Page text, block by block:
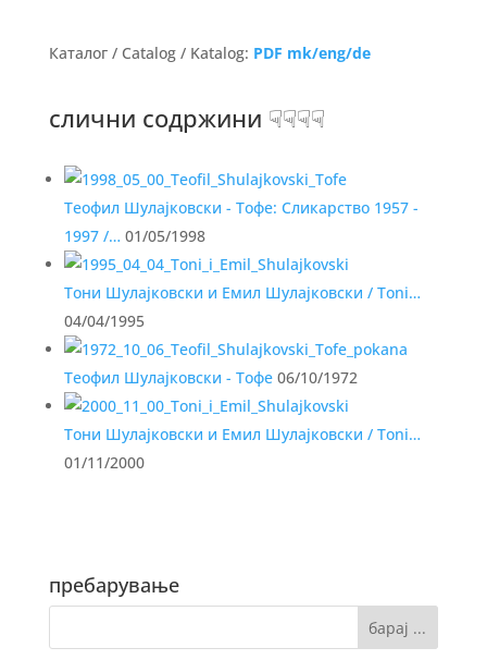
Каталог / Catalog / Katalog: PDF mk/eng/de
слични содржини ☟☟☟☟
Теофил Шулајковски - Тофе: Сликарство 1957 -
1997 /… 01/05/1998
Тони Шулајковски и Емил Шулајковски / Toni…
04/04/1995
Теофил Шулајковски - Тофе06/10/1972
Тони Шулајковски и Емил Шулајковски / Toni…
01/11/2000
пребарување